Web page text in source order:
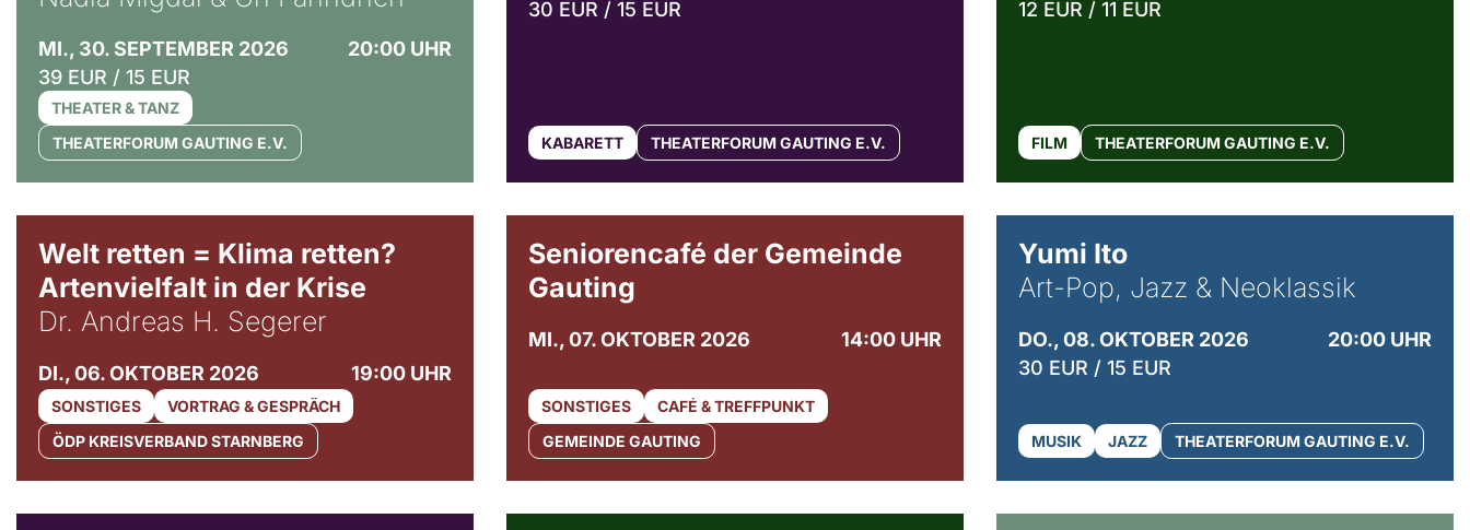
MI., 30. SEPTEMBER 2026
20:00 UHR
39 EUR / 15 EUR
THEATER & TANZ
THEATERFORUM GAUTING E.V.
30 EUR / 15 EUR
KABARETT THEATERFORUM GAUTING E.V.
12 EUR / 11 EUR
FILM THEATERFORUM GAUTING E.V.
Welt retten = Klima retten?
Artenvielfalt in der Krise
Dr. Andreas H. Segerer
DI., 06. OKTOBER 2026 19:00 UHR
SONSTIGES
VORTRAG & GESPRÄCH
ÖDP KREISVERBAND STARNBERG
Seniorencafé der Gemeinde
Gauting
MI., 07. OKTOBER 2026 14:00 UHR
SONSTIGES
CAFÉ & TREFFPUNKT
GEMEINDE GAUTING
Yumi Ito
Art-Pop, Jazz & Neoklassik
DO., 08. OKTOBER 2026
20:00 UHR
30 EUR / 15 EUR
MUSIK JAZZ THEATERFORUM GAUTING E.V.